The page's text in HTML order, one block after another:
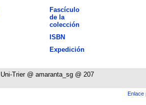
Fascículo
de la
colección
ISBN
Expedición
Uni-Trier @ amaranta_sg @ 207
Enlace